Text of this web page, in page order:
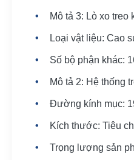
Mô tả 3: Lò xo
Loại vật liệu: Cao
Số bộ phận khác:
Mô tả 2: Hệ thống
Đường kính mục:
Kích thước: Tiêu
Trọng lượng sản